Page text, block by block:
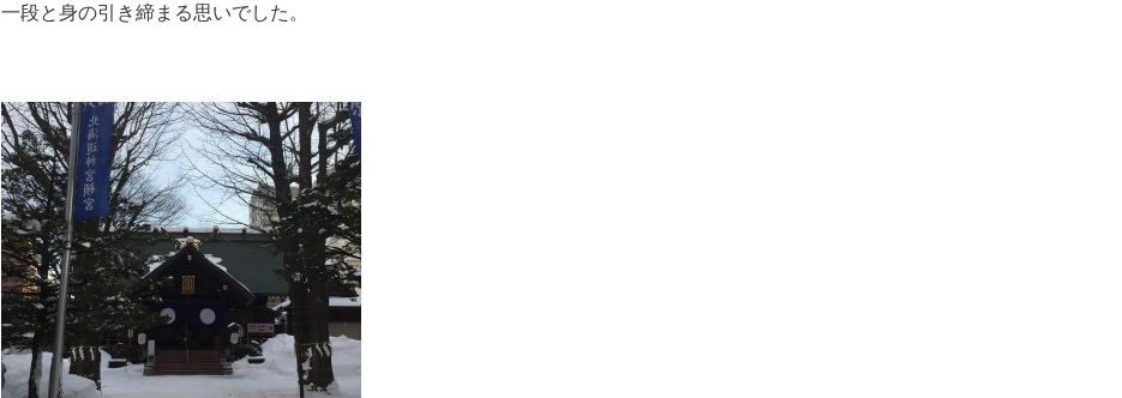
一段と身の引き締まる思いでした。